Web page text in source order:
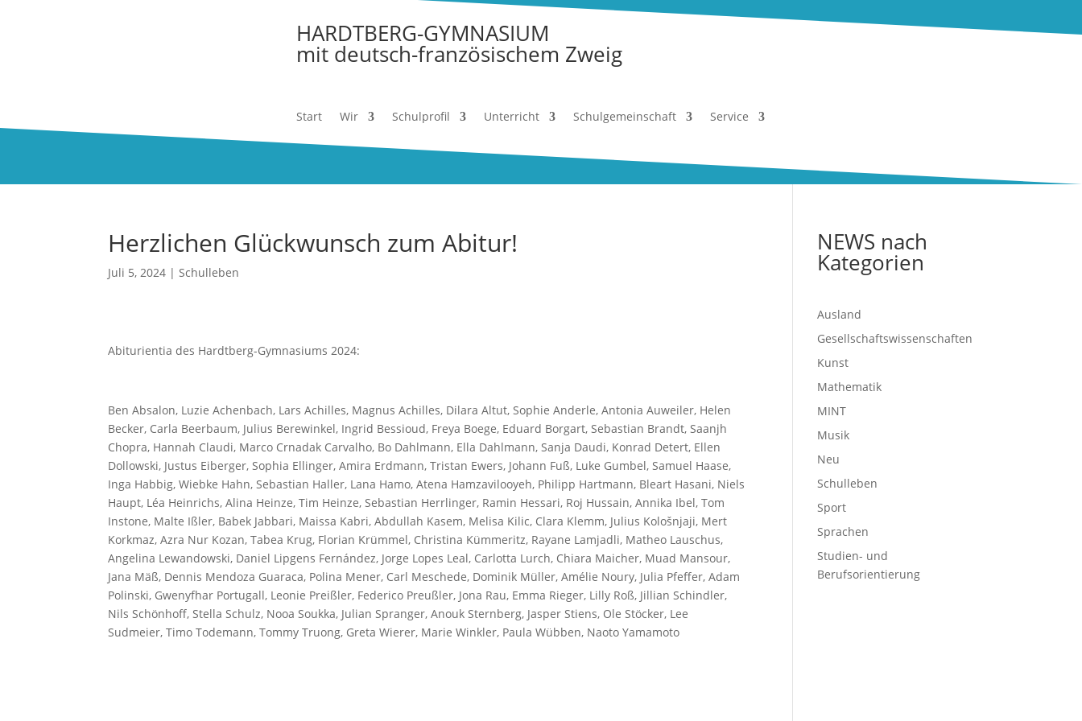
HARDTBERG-GYMNASIUM
mit deutsch-französischem Zweig
Start Wir Schulprofil Unterricht Schulgemeinschaft Service
Herzlichen Glückwunsch zum Abitur!
Juli 5, 2024 |Schulleben
Abiturientia des Hardtberg-Gymnasiums 2024:
Ben Absalon, Luzie Achenbach, Lars Achilles, Magnus Achilles, Dilara Altut, Sophie Anderle, Antonia Auweiler, Helen
Becker, Carla Beerbaum, Julius Berewinkel, Ingrid Bessioud, Freya Boege, Eduard Borgart, Sebastian Brandt, Saanjh
Chopra, Hannah Claudi, Marco Crnadak Carvalho, Bo Dahlmann, Ella Dahlmann, Sanja Daudi, Konrad Detert, Ellen
Dollowski, Justus Eiberger, Sophia Ellinger, Amira Erdmann, Tristan Ewers, Johann Fuß, Luke Gumbel, Samuel Haase,
Inga Habbig, Wiebke Hahn, Sebastian Haller, Lana Hamo, Atena Hamzavilooyeh, Philipp Hartmann, Bleart Hasani, Niels
Haupt, Léa Heinrichs, Alina Heinze, Tim Heinze, Sebastian Herrlinger, Ramin Hessari, Roj Hussain, Annika Ibel, Tom
Instone, Malte Ißler, Babek Jabbari, Maissa Kabri, Abdullah Kasem, Melisa Kilic, Clara Klemm, Julius Kološnjaji, Mert
Korkmaz, Azra Nur Kozan, Tabea Krug, Florian Krümmel, Christina Kümmeritz, Rayane Lamjadli, Matheo Lauschus,
Angelina Lewandowski, Daniel Lipgens Fernández, Jorge Lopes Leal, Carlotta Lurch, Chiara Maicher, Muad Mansour,
Jana Mäß, Dennis Mendoza Guaraca, Polina Mener, Carl Meschede, Dominik Müller, Amélie Noury, Julia Pfeffer, Adam
Polinski, Gwenyfhar Portugall, Leonie Preißler, Federico Preußler, Jona Rau, Emma Rieger, Lilly Roß, Jillian Schindler,
Nils Schönhoff, Stella Schulz, Nooa Soukka, Julian Spranger, Anouk Sternberg, Jasper Stiens, Ole Stöcker, Lee
Sudmeier, Timo Todemann, Tommy Truong, Greta Wierer, Marie Winkler, Paula Wübben, Naoto Yamamoto
NEWS nach
Kategorien
Ausland
Gesellschaftswissenschaften
Kunst
Mathematik
MINT
Musik
Neu
Schulleben
Sport
Sprachen
Studien- und
Berufsorientierung